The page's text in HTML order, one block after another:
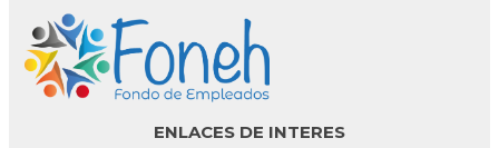
ENLACES DE INTERES